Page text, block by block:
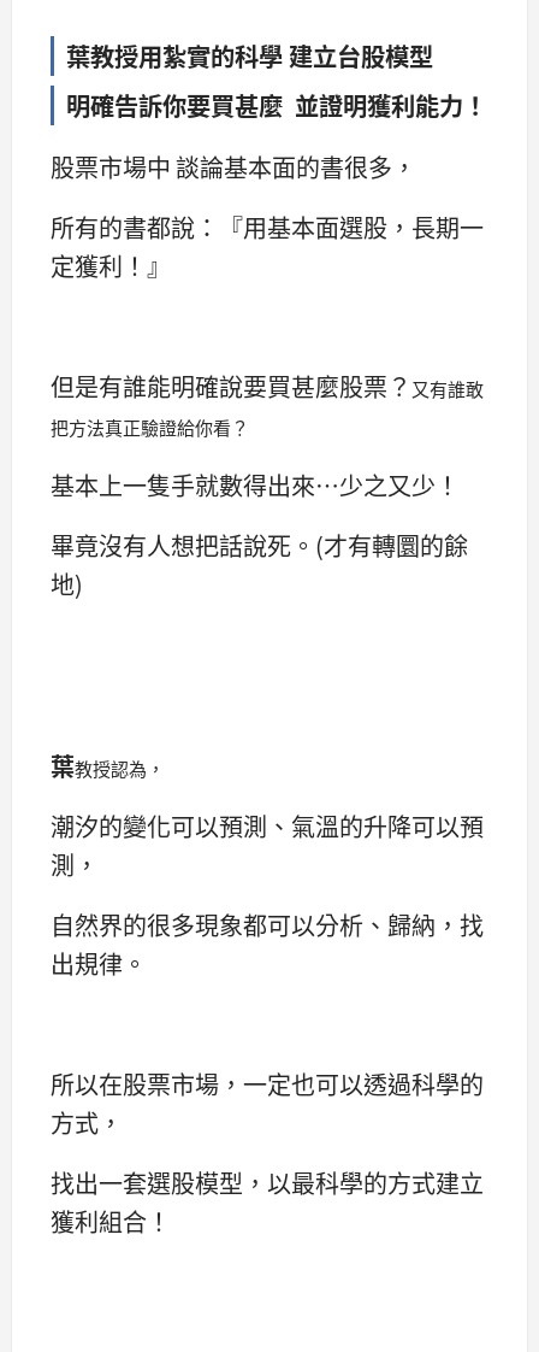
葉教授用紮實的科學 建立台股模型
明確告訴你要買甚麼 並證明獲利能力！
股票市場中 談論基本面的書很多，
所有的書都說：『用基本面選股，長期一
定獲利！』
但是有誰能明確說要買甚麼股票？ 又有誰敢
把方法真正驗證給你看？
基本上一隻手就數得出來…少之又少！
畢竟沒有人想把話說死。(才有轉圜的餘
地)
葉教授認為，
潮汐的變化可以預測、氣溫的升降可以預
測，
自然界的很多現象都可以分析、歸納，找
出規律。
所以在股票市場，一定也可以透過科學的
方式，
找出一套選股模型，以最科學的方式建立
獲利組合！